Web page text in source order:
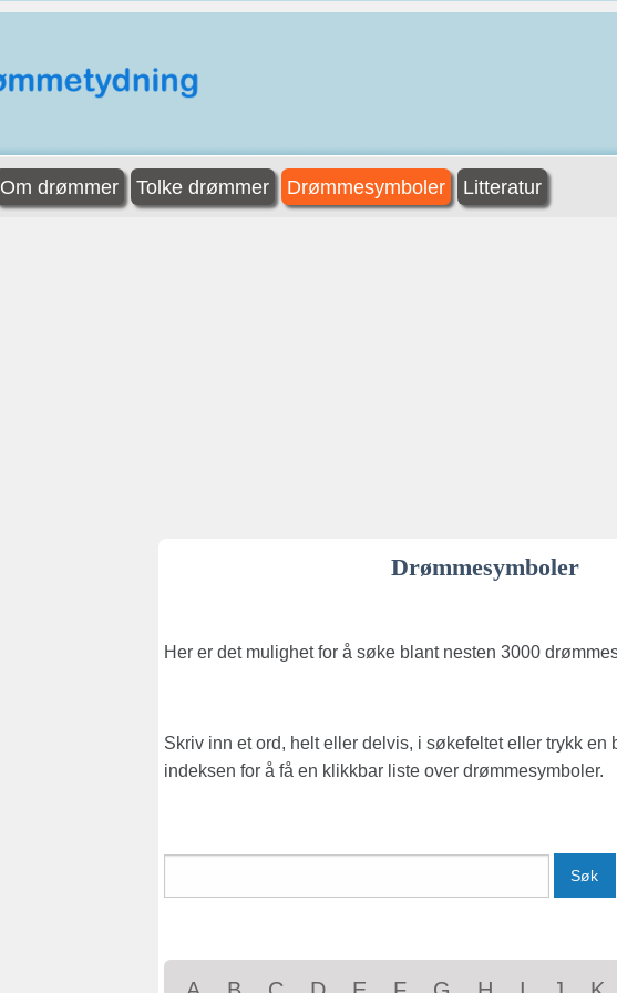
Om drømmer Tolke drømmer Drømmesymboler Litteratur
Drømmesymboler
Her er det mulighet for å søke blant nesten 3000
Skriv inn et ord, helt eller delvis, i søkefeltet eller trykk en
indeksen for å få en klikkbar liste over drømmesymboler.
Søk